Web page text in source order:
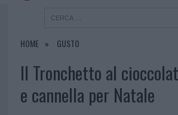
HOME GUSTO
Il Tronchetto al
e cannella per Natale